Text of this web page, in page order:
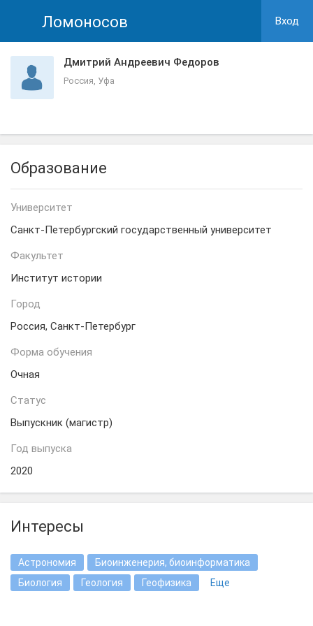
Ломоносов Вход
Дмитрий Андреевич Федоров
Россия, Уфа
Образование
Университет
Санкт-Петербургский государственный университет
Факультет
Институт истории
Город
Россия, Санкт-Петербург
Форма обучения
Очная
Статус
Выпускник (магистр)
Год выпуска
2020
Интересы
Астрономия
Биоинженерия, биоинформатика
Биология
Геология Геофизика Еще